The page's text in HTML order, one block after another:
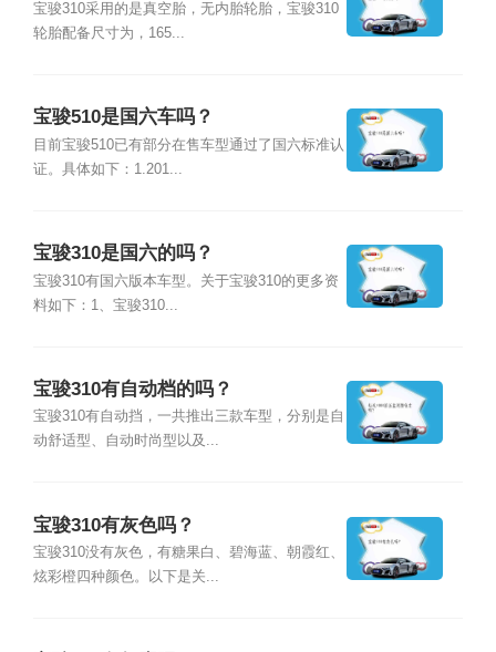
宝骏310采用的是真空胎，无内胎轮胎，宝骏310
轮胎配备尺寸为，165...
宝骏510是国六车吗？
目前宝骏510已有部分在售车型通过了国六标准认
证。具体如下：1.201...
宝骏310是国六的吗？
宝骏310有国六版本车型。关于宝骏310的更多资
料如下：1、宝骏310...
宝骏310有自动档的吗？
宝骏310有自动挡，一共推出三款车型，分别是自
动舒适型、自动时尚型以及...
宝骏310有灰色吗？
宝骏310没有灰色，有糖果白、碧海蓝、朝霞红、
炫彩橙四种颜色。以下是关...